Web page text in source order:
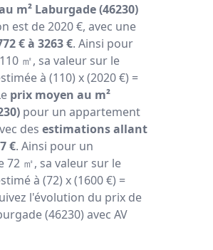
m² Laburgade (46230)
est de 2020 €, avec une
€ à 3263 €. Ainsi pour
㎡, sa valeur sur le
à (110) x (2020 €) =
prix moyen au m²
pour un appartement
des estimations allant
€. Ainsi pour un
㎡, sa valeur sur le
à (72) x (1600 €) =
l'évolution du prix de
(46230) avec AV